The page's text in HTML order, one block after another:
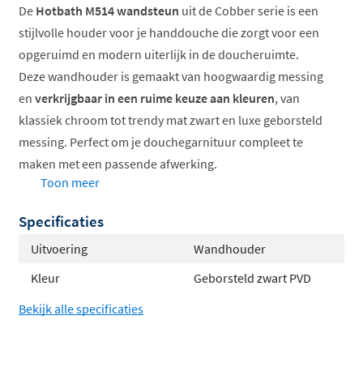
De Hotbath M514 wandsteun uit de Cobber serie is een
stijlvolle houder voor je handdouche die zorgt voor een
opgeruimd en modern uiterlijk in de doucheruimte.
Deze wandhouder is gemaakt van hoogwaardig messing
en verkrijgbaar in een ruime keuze aan kleuren, van
klassiek chroom tot trendy mat zwart en luxe geborsteld
messing. Perfect om je douchegarnituur compleet te
maken met een passende afwerking.
Gemaakt van duurzaam messing
Verkrijgbaar in vele kleuren
Toon meer
Specificaties
Uitvoering
Wandhouder
Kleur
Geborsteld zwart PVD
Bekijk alle specificaties